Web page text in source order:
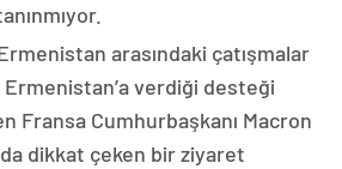
arasındaki çatışmalar
verdiği desteği
Fransa Cumhurbaşkanı Macron
dikkat çeken bir ziyaret